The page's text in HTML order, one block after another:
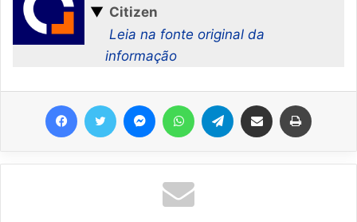
▼ Citizen
Leia na fonte original da
informação